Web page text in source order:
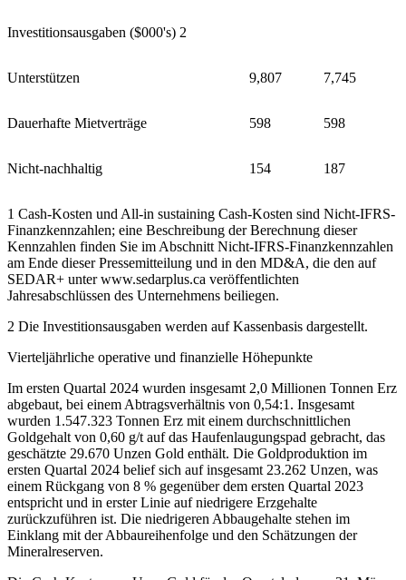
Investitionsausgaben ($000's) 2
Unterstützen 9,807 7,745
Dauerhafte Mietverträge 598 598
Nicht-nachhaltig 154 187
1 Cash-Kosten und All-in sustaining Cash-Kosten sind Nicht-IFRS-
Finanzkennzahlen; eine Beschreibung der Berechnung dieser
Kennzahlen finden Sie im Abschnitt Nicht-IFRS-Finanzkennzahlen
am Ende dieser Pressemitteilung und in den MD&A, die den auf
SEDAR+ unter www.sedarplus.ca veröffentlichten
Jahresabschlüssen des Unternehmens beiliegen.
2 Die Investitionsausgaben werden auf Kassenbasis dargestellt.
Vierteljährliche operative und finanzielle Höhepunkte
Im ersten Quartal 2024 wurden insgesamt 2,0 Millionen Tonnen Erz
abgebaut, bei einem Abtragsverhältnis von 0,54:1. Insgesamt
wurden 1.547.323 Tonnen Erz mit einem durchschnittlichen
Goldgehalt von 0,60 g/t auf das Haufenlaugungspad gebracht, das
geschätzte 29.670 Unzen Gold enthält. Die Goldproduktion im
ersten Quartal 2024 belief sich auf insgesamt 23.262 Unzen, was
einem Rückgang von 8 % gegenüber dem ersten Quartal 2023
entspricht und in erster Linie auf niedrigere Erzgehalte
zurückzuführen ist. Die niedrigeren Abbaugehalte stehen im
Einklang mit der Abbaureihenfolge und den Schätzungen der
Mineralreserven.